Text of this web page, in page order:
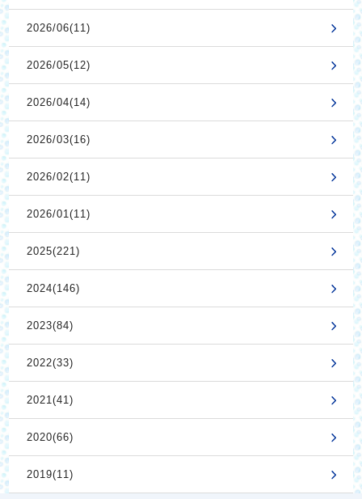
2026/06(11)
2026/05(12)
2026/04(14)
2026/03(16)
2026/02(11)
2026/01(11)
2025(221)
2024(146)
2023(84)
2022(33)
2021(41)
2020(66)
2019(11)